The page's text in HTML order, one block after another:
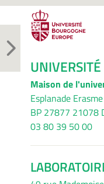
Maison de
Esplanade Erasme
BP 27877 21078
03 80 39 50 00